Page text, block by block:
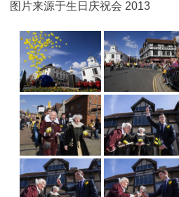
图片来源于生日庆祝会 2013